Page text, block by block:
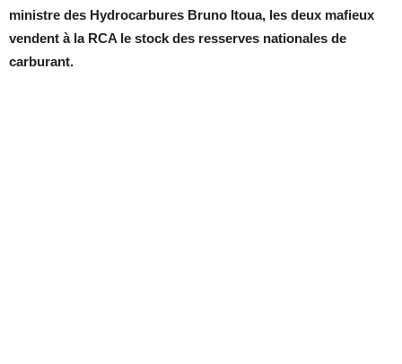
ministre des Hydrocarbures Bruno Itoua, les deux mafieux
vendent à la RCA le stock des resserves nationales de
carburant.